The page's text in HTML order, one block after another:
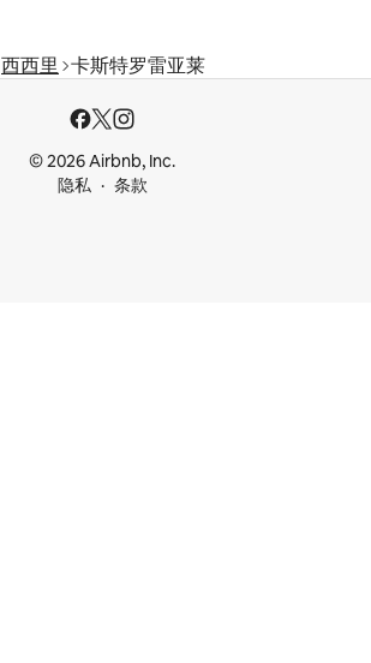
西西里 卡斯特罗雷亚莱
© 2026 Airbnb, Inc.
隐私
条款